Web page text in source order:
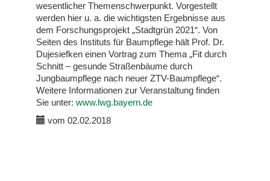
wesentlicher Themenschwerpunkt. Vorgestellt
werden hier u. a. die wichtigsten Ergebnisse aus
dem Forschungsprojekt „Stadtgrün 2021“. Von
Seiten des Instituts für Baumpflege hält Prof. Dr.
Dujesiefken einen Vortrag zum Thema „Fit durch
Schnitt – gesunde Straßenbäume durch
Jungbaumpflege nach neuer ZTV-Baumpflege“.
Weitere Informationen zur Veranstaltung finden
Sie unter: www.lwg.bayern.de
vom 02.02.2018